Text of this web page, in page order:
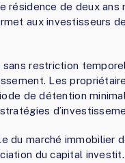
résidence de deux
aux investisseurs de
restriction
Les
de détention
du marché immobilier
du capital